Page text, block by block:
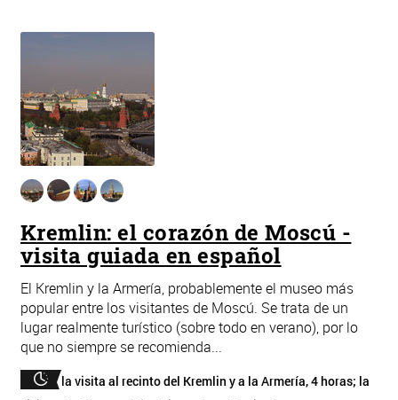
Kremlin: el corazón de Moscú -
visita guiada en español
El Kremlin y la Armería, probablemente el museo más
popular entre los visitantes de Moscú. Se trata de un
lugar realmente turístico (sobre todo en verano), por lo
que no siempre se recomienda...
la visita al recinto del Kremlin y a la Armería, 4 horas; la